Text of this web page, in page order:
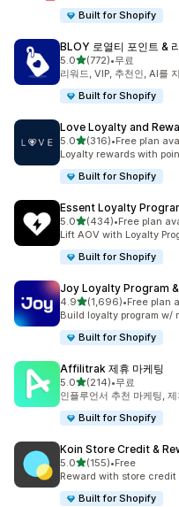
Built for Shopify
BLOY 로열티 포인트 &
5.0별 5개 중
(772)
총 리뷰 772개
•무료
리워드, VIP, 추천인, AI를
Built for Shopify
Love Loyalty and
5.0별 5개 중
(316)
총 리뷰 316개
•Free plan
Loyalty rewards with
Built for Shopify
Essent Loyalty
5.0별 5개 중
(434)
총 리뷰 434개
•Free plan
Lift AOV with Loyalty
Built for Shopify
Joy Loyalty Program
4.9별 5개 중
(1,696)
총 리뷰 1696개
•Free plan
Build loyalty program w/
Built for Shopify
Affilitrak 제휴 마케팅
5.0별 5개 중
(214)
총 리뷰 214개
•무료
인플루언서 추천 마케팅,
Built for Shopify
Koin Store Credit &
5.0별 5개 중
(155)
총 리뷰 155개
•Free
Reward with store
Built for Shopify